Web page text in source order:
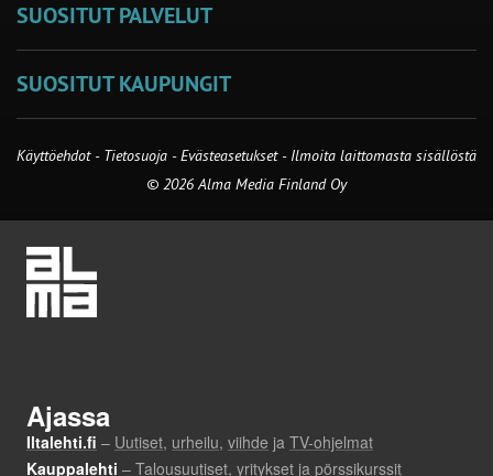
SUOSITUT PALVELUT
SUOSITUT KAUPUNGIT
Käyttöehdot - Tietosuoja -Evästeasetukset- Ilmoita laittomasta sisällöstä
© 2026 Alma Media Finland Oy